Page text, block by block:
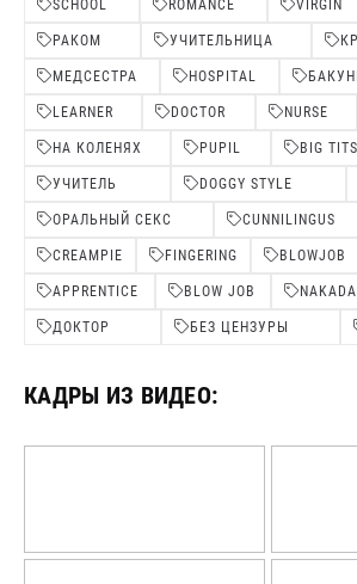
SCHOOL ROMANCE VIRGIN
РАКОМ УЧИТЕЛЬНИЦА
МЕДСЕСТРА HOSPITAL
LEARNER DOCTOR NURSE
НА КОЛЕНЯХ PUPIL BIG TITS
УЧИТЕЛЬ DOGGY STYLE
ОРАЛЬНЫЙ СЕКС CUNNILINGUS
СREAMPIE FINGERING BLOWJOB
APPRENTICE BLOW JOB
ДОКТОР БЕЗ ЦЕНЗУРЫ
КАДРЫ ИЗ ВИДЕО: